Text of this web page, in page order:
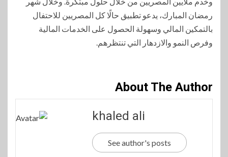
رمضان المبارك، يدعو تطبيق حالًا كل المصريين للاحتفال
بالتمكين المالي وسهولة الحصول على الخدمات المالية
وفرص النمو والازدهار التي تنتظرهم.
About The Author
khaled ali
See author's posts